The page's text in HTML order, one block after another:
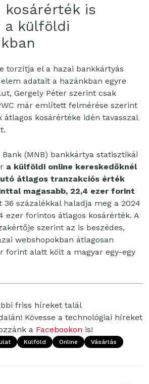
kosárérték is
a külföldi
torzítja el a hazai bankkártyás
adatait a hazánkban egyre
Gergely Péter szerint csak
már említett felmérése szerint
átlagos kosárértéke idén tavasszal
(MNB) bankkártya statisztikái
a külföldi online kereskedőknél
átlagos tranzakciós érték
magasabb, 22,4 ezer forint
36 százalékkal haladja meg a 2024
ezer forintos átlagos kosárérték. A
szerint az is beszédes,
webshopokban átlagosan
forint alatt költ a magyar egy-egy
friss híreket talál
Kövesse a technológiai híreket
a Facebookon is!
Külföld Online Vásárlás